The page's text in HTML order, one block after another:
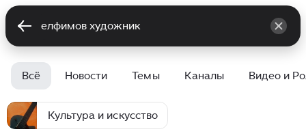
Всё Новости Темы Каналы Видео и
Культура и искусство